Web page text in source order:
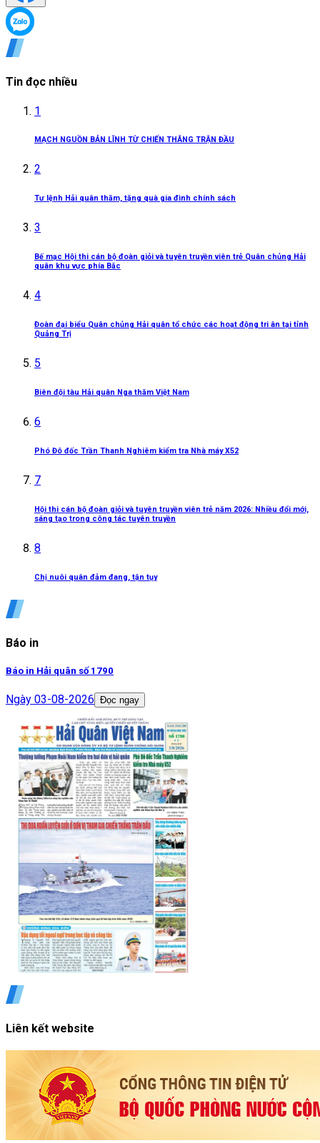
Tin đọc nhiều
1
MẠCH NGUỒN BẢN LĨNH TỪ CHIẾN THẮNG TRẬN ĐẦU
2
Tư lệnh Hải quân thăm, tặng quà gia đình chính sách
3
Bế mạc Hội thi cán bộ đoàn giỏi và tuyên truyền viên trẻ Quân chủng Hải
quân khu vực phía Bắc
4
Đoàn đại biểu Quân chủng Hải quân tổ chức các hoạt động tri ân tại tỉnh
Quảng Trị
5
Biên đội tàu Hải quân Nga thăm Việt Nam
6
Phó Đô đốc Trần Thanh Nghiêm kiểm tra Nhà máy X52
7
Hội thi cán bộ đoàn giỏi và tuyên truyền viên trẻ năm 2026: Nhiều đổi mới,
sáng tạo trong công tác tuyên truyền
8
Chị nuôi quân đảm đang, tận tụy
Báo in
Báo in Hải quân số 1790
Ngày 03-08-2026 Đọc ngay
Liên kết website